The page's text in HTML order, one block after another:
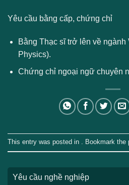
Yêu cầu nghề nghiệp
Yêu cầu bằng cấp, chứng chỉ
Bằng Thạc sĩ trở lên về ngành
Physics).
Chứng chỉ ngoại ngữ chuyên
This entry was posted in . Bookmark the